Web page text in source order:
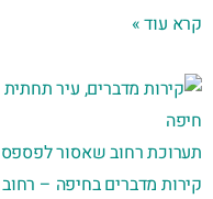
עוד »
רחוב שאסור לפספס |
מדברים בחיפה – רחוב